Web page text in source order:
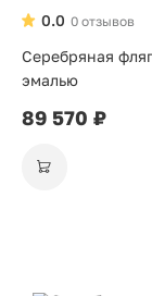
0 отзывов
0.0
Серебряная
эмалью
89 570 ₽